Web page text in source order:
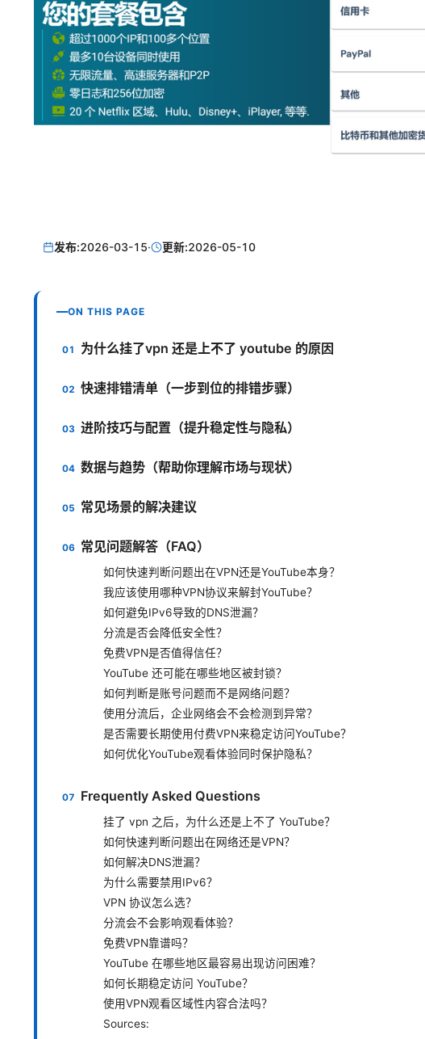
发布:2026-03-15· 更新:2026-05-10
ON THIS PAGE
为什么挂了vpn 还是上不了 youtube 的原因
快速排错清单（一步到位的排错步骤）
进阶技巧与配置（提升稳定性与隐私）
数据与趋势（帮助你理解市场与现状）
常见场景的解决建议
常见问题解答（FAQ）
如何快速判断问题出在VPN还是YouTube本身？
我应该使用哪种VPN协议来解封YouTube？
如何避免IPv6导致的DNS泄漏？
分流是否会降低安全性？
免费VPN是否值得信任？
YouTube 还可能在哪些地区被封锁？
如何判断是账号问题而不是网络问题？
使用分流后，企业网络会不会检测到异常？
是否需要长期使用付费VPN来稳定访问YouTube？
如何优化YouTube观看体验同时保护隐私？
Frequently Asked Questions
挂了 vpn 之后，为什么还是上不了 YouTube？
如何快速判断问题出在网络还是VPN？
如何解决DNS泄漏？
为什么需要禁用IPv6？
VPN 协议怎么选？
分流会不会影响观看体验？
免费VPN靠谱吗？
YouTube 在哪些地区最容易出现访问困难？
如何长期稳定访问 YouTube？
使用VPN观看区域性内容合法吗？
Sources: